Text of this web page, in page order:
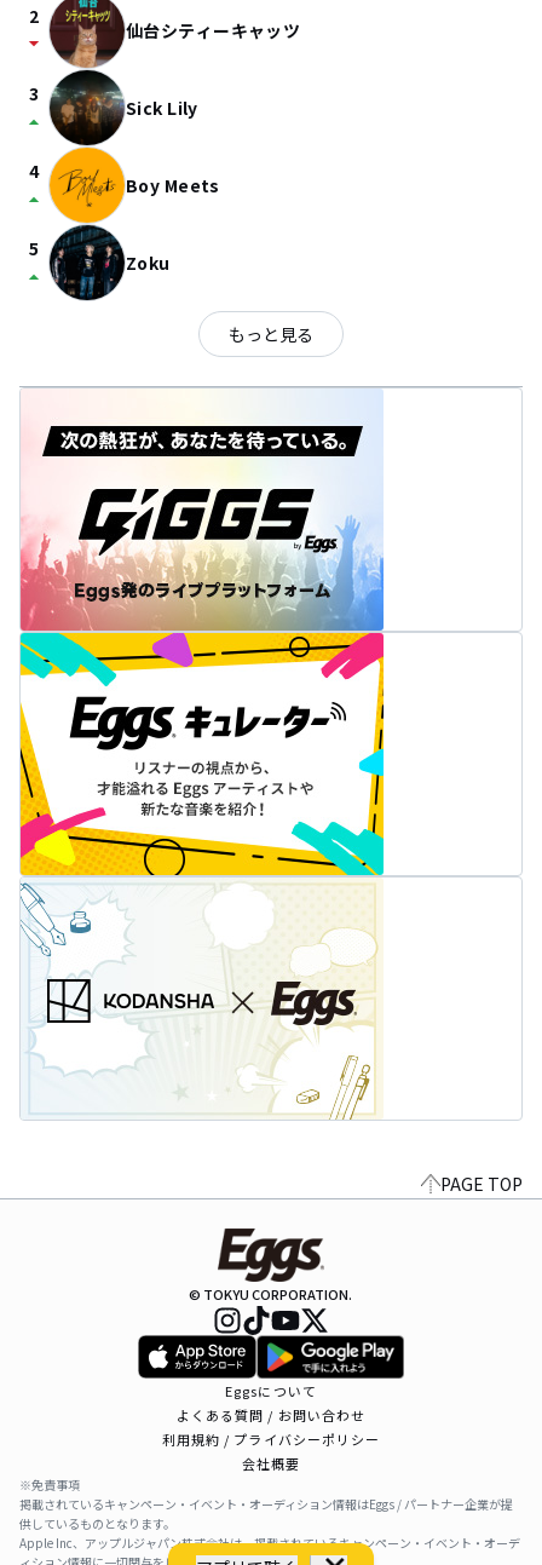
2
arrow_drop_down 仙台シティーキャッツ
3
arrow_drop_up Sick Lily
4
arrow_drop_up Boy Meets
5
arrow_drop_up Zoku
もっと見る
PAGE TOP
© TOKYU CORPORATION.
Eggsについて
よくある質問 / お問い合わせ
利用規約 / プライバシーポリシー
会社概要
※免責事項
掲載されているキャンペーン・イベント・オーディション情報はEggs / パートナー企業が提
供しているものとなります。
Apple Inc、アップルジャパン株式会社は、掲載されているキャンペーン・イベント・オーデ